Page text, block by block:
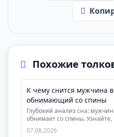
Похожие
К чему снится мужчина
обнимающий со спины
Глубокий анализ сна:
обнимает со спины. Узнайте,
сон ...
07.08.2026